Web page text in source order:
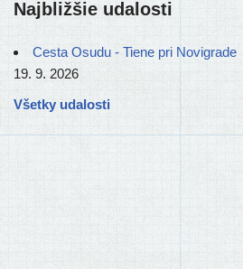
Najbližšie udalosti
Cesta Osudu - Tiene pri Novigrade
19. 9. 2026
Všetky udalosti